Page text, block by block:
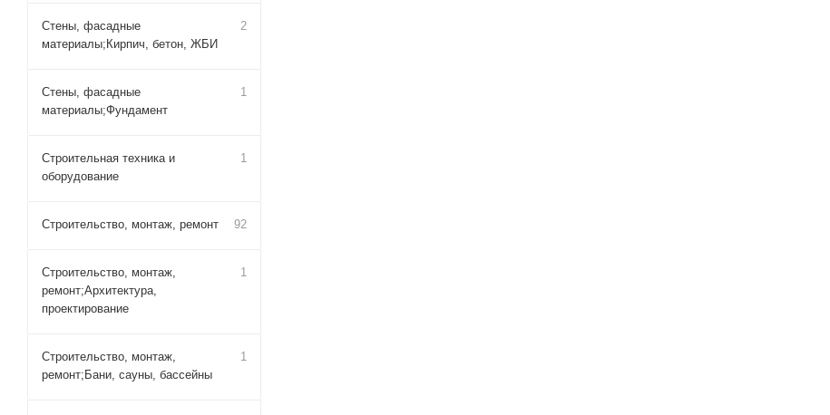
Стены, фасадные
материалы;Кирпич, бетон, ЖБИ
2
Стены, фасадные
материалы;Фундамент
1
Строительная техника и
оборудование
1
Строительство, монтаж, ремонт 92
Строительство, монтаж,
ремонт;Архитектура,
проектирование
1
Строительство, монтаж,
ремонт;Бани, сауны, бассейны
1